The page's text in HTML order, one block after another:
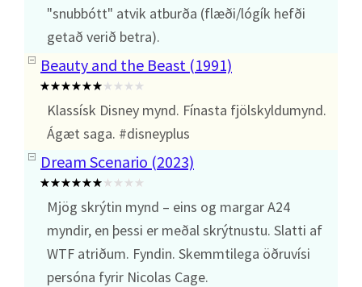
"snubbótt" atvik atburða (flæði/lógík hefði
getað verið betra).
Beauty and the Beast (1991)
Klassísk Disney mynd. Fínasta fjölskyldumynd.
Ágæt saga. #disneyplus
Dream Scenario (2023)
Mjög skrýtin mynd – eins og margar A24
myndir, en þessi er meðal skrýtnustu. Slatti af
WTF atriðum. Fyndin. Skemmtilega öðruvísi
persóna fyrir Nicolas Cage.